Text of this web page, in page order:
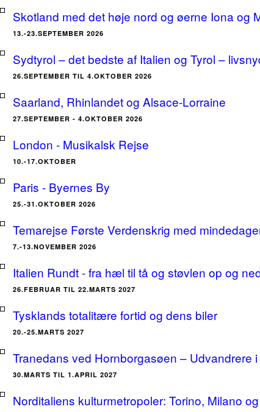
Skotland med det høje nord og øerne Iona og
13.-23.SEPTEMBER 2026
Sydtyrol – det bedste af Italien og Tyrol –
26.SEPTEMBER TIL 4.OKTOBER 2026
Saarland, Rhinlandet og Alsace-Lorraine
27.SEPTEMBER - 4.OKTOBER 2026
London - Musikalsk Rejse
10.-17.OKTOBER
Paris - Byernes By
25.-31.OKTOBER 2026
Temarejse Første Verdenskrig med
7.-13.NOVEMBER 2026
Italien Rundt - fra hæl til tå og støvlen op og
26.FEBRUAR TIL 22.MARTS 2027
Tysklands totalitære fortid og dens biler
20.-25.MARTS 2027
Tranedans ved Hornborgasøen – Udvandrere
30.MARTS TIL 1.APRIL 2027
Norditaliens kulturmetropoler: Torino, Milano